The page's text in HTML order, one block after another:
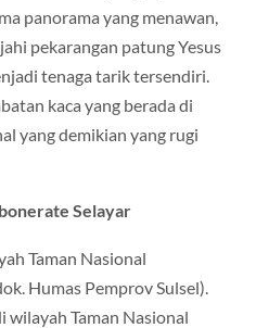
panorama yang menawan,
pekarangan patung Yesus
tenaga tarik tersendiri.
kaca yang berada di
yang demikian yang rugi
Selayar
Taman Nasional
Humas Pemprov Sulsel).
wilayah Taman Nasional